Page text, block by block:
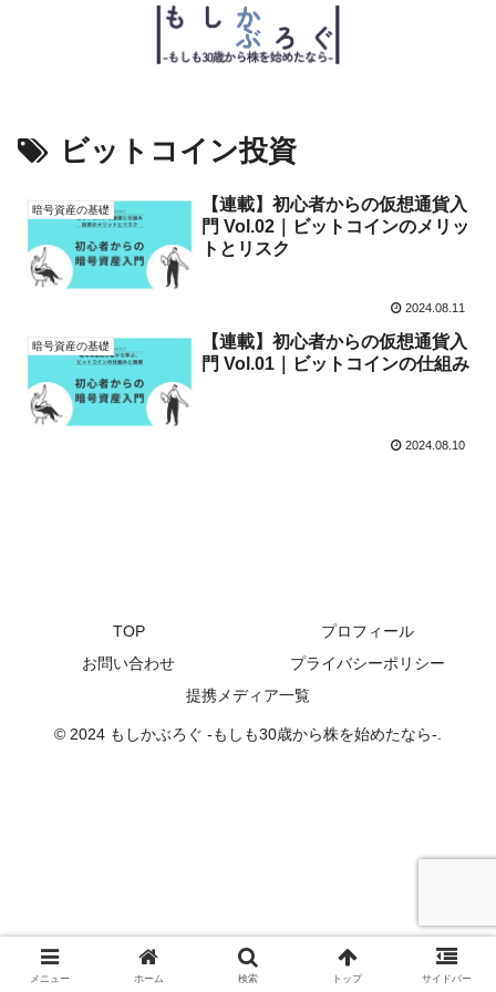
ビットコイン投資
暗号資産の基礎
【連載】初心者からの仮想通貨入
門 Vol.02｜ビットコインのメリッ
トとリスク
2024.08.11
暗号資産の基礎
【連載】初心者からの仮想通貨入
門 Vol.01｜ビットコインの仕組み
2024.08.10
TOP
プロフィール
お問い合わせ
プライバシーポリシー
提携メディア一覧
© 2024 もしかぶろぐ -もしも30歳から株を始めたなら-.
メニュー ホーム 検索 トップ サイドバー